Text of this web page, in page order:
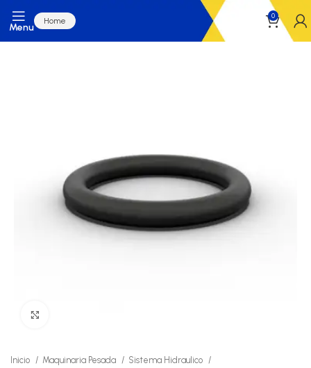
Menu
Home
0
Inicio Maquinaria Pesada
Sistema Hidraulico